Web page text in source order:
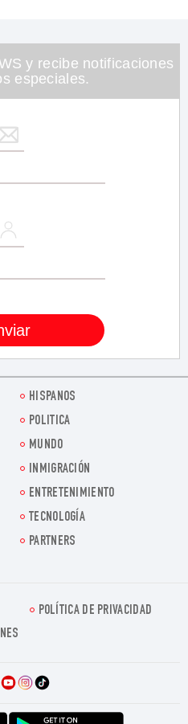
y recibe notificaciones
especiales.
HISPANOS
POLITICA
MUNDO
INMIGRACIÓN
ENTRETENIMIENTO
TECNOLOGÍA
PARTNERS
POLÍTICA DE PRIVACIDAD